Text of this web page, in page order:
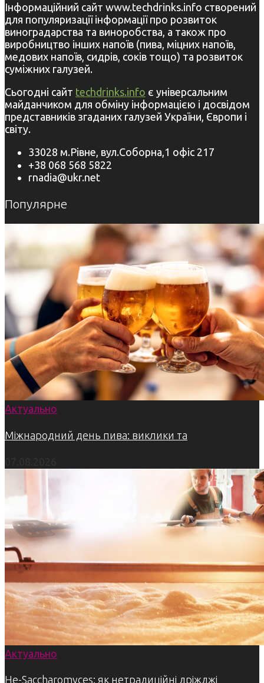
Інформаційний сайт www.techdrinks.info створений
для популяризації інформації про розвиток
виноградарства та виноробства, а також про
виробництво інших напоїв (пива, міцних напоїв,
медових напоїв, сидрів, соків тощо) та розвиток
суміжних галузей.
Сьогодні сайт techdrinks.info є універсальним
майданчиком для обміну інформацією і досвідом
представників згаданих галузей України, Європи і
світу.
33028 м.Рівне, вул.Соборна,1 офіс 217
+38 068 568 5822
rnadia@ukr.net
Популярне
Актуально
Міжнародний день пива: виклики та
Актуально
Не-Saccharomyces: як нетрадиційні дріжджі